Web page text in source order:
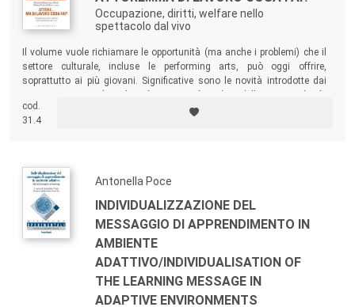
Occupazione, diritti, welfare nello
spettacolo dal vivo
Il volume vuole richiamare le opportunità (ma anche i problemi) che il
settore culturale, incluse le performing arts, può oggi offrire,
soprattutto ai più giovani. Significative sono le novità introdotte dai
normative sul Terzo Settore.
cod.
31.4
Antonella Poce
INDIVIDUALIZZAZIONE DEL
MESSAGGIO DI APPRENDIMENTO IN
AMBIENTE
ADATTIVO/INDIVIDUALISATION OF
THE LEARNING MESSAGE IN
ADAPTIVE ENVIRONMENTS